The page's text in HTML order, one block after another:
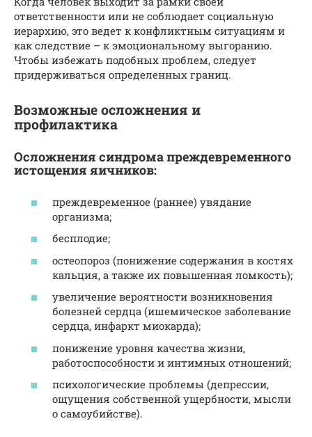
ответственности или не соблюдает социальную
иерархию, это ведет к конфликтным ситуациям и
как следствие – к эмоциональному выгоранию.
Чтобы избежать подобных проблем, следует
придерживаться определенных границ.
Возможные осложнения и
профилактика
Осложнения синдрома преждевременного
истощения яичников:
преждевременное (раннее) увядание
организма;
бесплодие;
остеопороз (понижение содержания в костях
кальция, а также их повышенная ломкость);
увеличение вероятности возникновения
болезней сердца (ишемическое заболевание
сердца, инфаркт миокарда);
понижение уровня качества жизни,
работоспособности и интимных отношений;
психологические проблемы (депрессии,
ощущения собственной ущербности, мысли
о самоубийстве).